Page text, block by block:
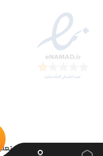
تمامی حقوق سایت